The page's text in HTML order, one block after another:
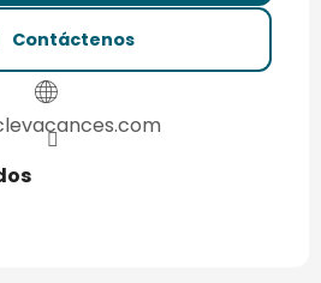
Contáctenos